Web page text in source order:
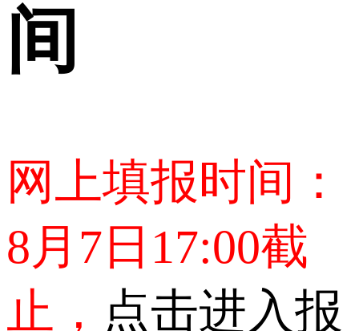
间
网上填报时间：
8月7日17:00截
止， 点击进入报